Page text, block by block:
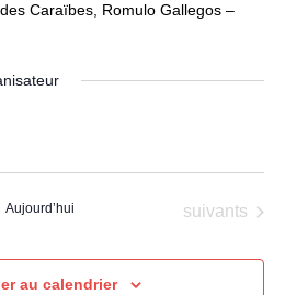
Caraïbes, Romulo Gallegos –
Aujourd’hui Évènements
suivants
au calendrier